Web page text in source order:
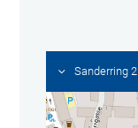
Sanderring 2